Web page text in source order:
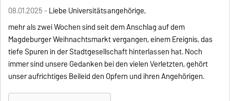
08.01.2025 -Liebe Universitätsangehörige,
mehr als zwei Wochen sind seit dem Anschlag auf dem
Magdeburger Weihnachtsmarkt vergangen, einem Ereignis, das
tiefe Spuren in der Stadtgesellschaft hinterlassen hat.Noch
immer sind unsere Gedanken bei den vielen Verletzten, gehört
unser aufrichtiges Beileid den Opfern und ihren Angehörigen.